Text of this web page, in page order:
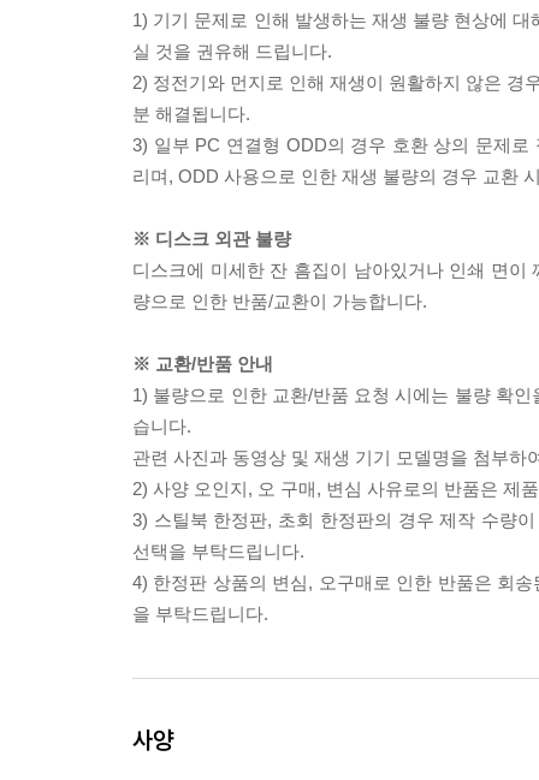
1) 기기 문제로 인해 발생하는 재생 불량 현상에
실 것을 권유해 드립니다.
2) 정전기와 먼지로 인해 재생이 원활하지 않은 경
분 해결됩니다.
3) 일부 PC 연결형 ODD의 경우 호환 상의 문제
리며, ODD 사용으로 인한 재생 불량의 경우 교환
※ 디스크 외관 불량
디스크에 미세한 잔 흠집이 남아있거나 인쇄 면
량으로 인한 반품/교환이 가능합니다.
※ 교환/반품 안내
1) 불량으로 인한 교환/반품 요청 시에는 불량 확
습니다.
관련 사진과 동영상 및 재생 기기 모델명을 첨부하
2) 사양 오인지, 오 구매, 변심 사유로의 반품은 제
3) 스틸북 한정판, 초회 한정판의 경우 제작 수량
선택을 부탁드립니다.
4) 한정판 상품의 변심, 오구매로 인한 반품은 회
을 부탁드립니다.
사양